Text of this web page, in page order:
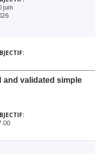
juin
and validated simple